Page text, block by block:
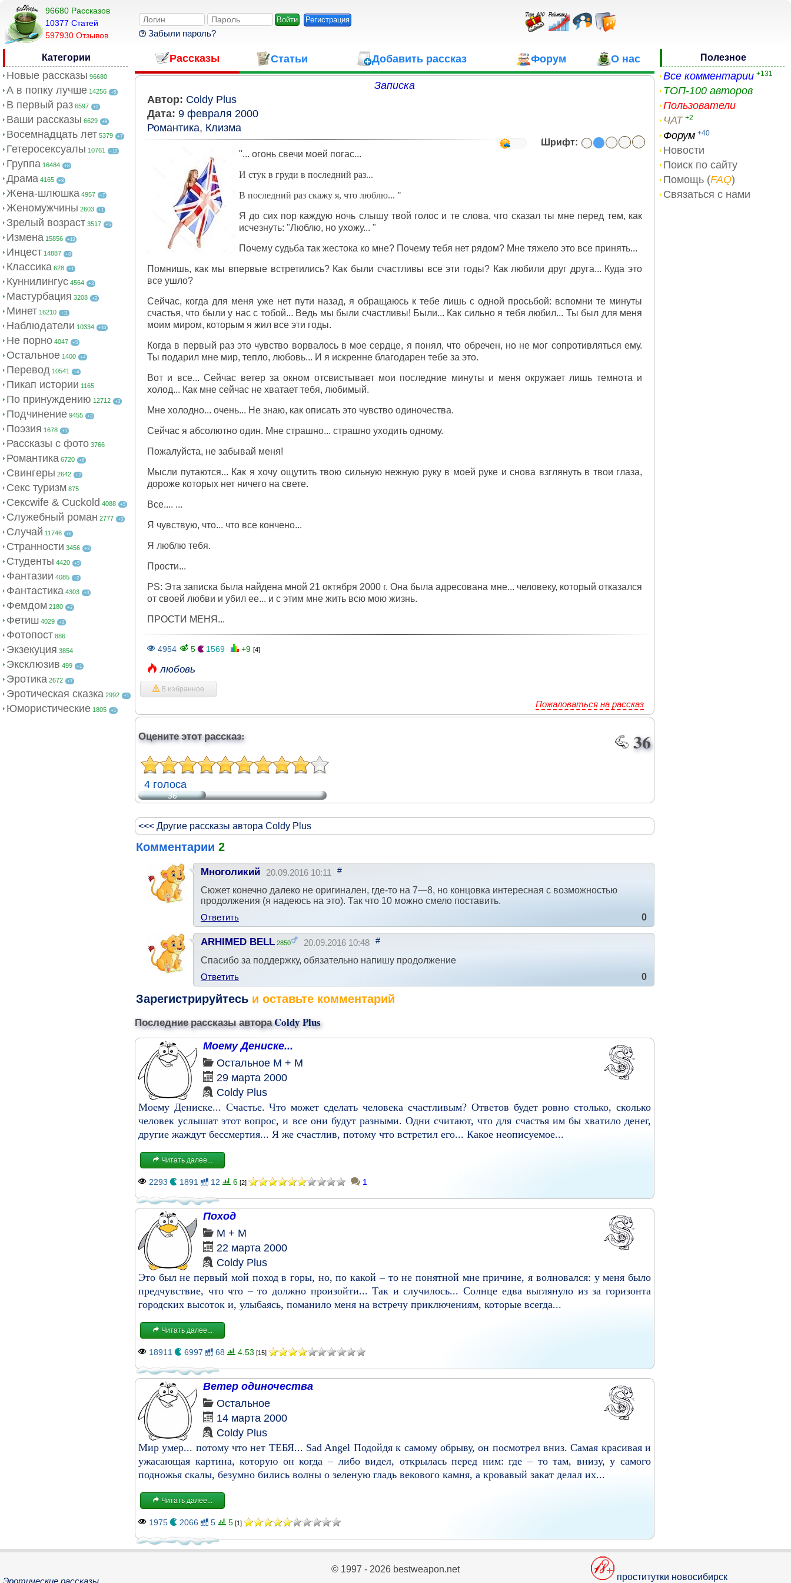
96680 Рассказов
10377 Cтатей
597930 Отзывов
Регистрация
Забыли пароль?
Категории
Новые рассказы 96680
А в попку лучше 14256 +5
В первый раз 6597 +2
Ваши рассказы 6629 +9
Восемнадцать лет 5379 +7
Гетеросексуалы 10761 +10
Группа 16484 +8
Драма 4165 +8
Жена-шлюшка 4957 +7
Женомужчины 2603 +1
Зрелый возраст 3517 +5
Измена 15856 +13
Инцест 14887 +8
Классика 628 +1
Куннилингус 4564 +3
Мастурбация 3208 +2
Минет 16210 +11
Наблюдатели 10334 +10
Не порно 4047 +5
Остальное 1400 +4
Перевод 10541 +4
Пикап истории 1165
По принуждению 12712 +3
Подчинение 9455 +3
Поэзия 1678 +1
Рассказы с фото 3766
Романтика 6720 +6
Свингеры 2642 +2
Секс туризм 875
Сексwife & Cuckold 4088 +5
Служебный роман 2777 +3
Случай 11746 +6
Странности 3456 +3
Студенты 4420 +5
Фантазии 4085 +2
Фантастика 4303 +3
Фемдом 2180 +2
Фетиш 4029 +3
Фотопост 886
Экзекуция 3854
Эксклюзив 499 +1
Эротика 2672 +7
Эротическая сказка 2992 +1
Юмористические 1805 +1
Рассказы Статьи Добавить рассказ Форум О нас
Записка
Автор: Coldy Plus
Дата: 9 февраля 2000
Романтика, Клизма
Шрифт:
"... огонь свечи моей погас...
И стук в груди в последний раз...
В последний раз скажу я, что люблю... "
Я до сих пор каждую ночь слышу твой голос и те слова, что сказал ты мне перед тем, как
исчезнуть: "Люблю, но ухожу... "
Почему судьба так жестока ко мне? Почему тебя нет рядом? Мне тяжело это все принять...
Помнишь, как мы впервые встретились? Как были счастливы все эти годы? Как любили друг друга... Куда это
все ушло?
Сейчас, когда для меня уже нет пути назад, я обращаюсь к тебе лишь с одной просьбой: вспомни те минуты
счастья, что были у нас с тобой... Ведь мы были счастливы! Были... Как сильно я тебя любил... Ты был для меня
моим миром, которым я жил все эти годы.
Когда в первый раз это чувство ворвалось в мое сердце, я понял, что обречен, но не мог сопротивляться ему.
Ты подарил мне мир, тепло, любовь... И я искренне благодарен тебе за это.
Вот и все... Сейчас ветер за окном отсвистывает мои последние минуты и меня окружает лишь темнота и
холод... Как мне сейчас не хватает тебя, любимый.
Мне холодно... очень... Не знаю, как описать это чувство одиночества.
Сейчас я абсолютно один. Мне страшно... страшно уходить одному.
Пожалуйста, не забывай меня!
Мысли путаются... Как я хочу ощутить твою сильную нежную руку в моей руке и снова взглянуть в твои глаза,
дороже которых нет ничего на свете.
Все.... ...
Я чувствую, что... что все кончено...
Я люблю тебя.
Прости...
PS: Эта записка была найдена мной 21 октября 2000 г. Она была адресована мне... человеку, который отказался
от своей любви и убил ее... и с этим мне жить всю мою жизнь.
ПРОСТИ МЕНЯ...
4954 5 1569 +9 [4]
любовь
В избранное
Пожаловаться на рассказ
Оцените этот рассказ: 36
4 голоса
36
<<< Другие рассказы автора Coldy Plus
Комментарии 2
Многоликий 20.09.2016 10:11 #
Сюжет конечно далеко не оригинален, где-то на 7—8, но концовка интересная с возможностью
продолжения (я надеюсь на это). Так что 10 можно смело поставить.
Ответить
0
ARHIMED BELL 2850 20.09.2016 10:48 #
Спасибо за поддержку, обязательно напишу продолжение
Ответить
0
Зарегистрируйтесь и оставьте комментарий
Последние рассказы автораColdy Plus
Моему Дениске...
Остальное М + М
29 марта 2000
Coldy Plus
Моему Дениске... Счастье. Что может сделать человека счастливым? Ответов будет ровно столько, сколько
человек услышат этот вопрос, и все они будут разными. Одни считают, что для счастья им бы хватило денег,
другие жаждут бессмертия... Я же счастлив, потому что встретил его... Какое неописуемое...
Читать далее...
2293 1891 12 6 [2] 1
Поход
М + М
22 марта 2000
Coldy Plus
Это был не первый мой поход в горы, но, по какой – то не понятной мне причине, я волновался: у меня было
предчувствие, что что – то должно произойти... Так и случилось... Солнце едва выглянуло из за горизонта
городских высоток и, улыбаясь, поманило меня на встречу приключениям, которые всегда...
Читать далее...
18911 6997 68 4.53 [15]
Ветер одиночества
Остальное
14 марта 2000
Coldy Plus
Мир умер... потому что нет ТЕБЯ... Sad Angel Подойдя к самому обрыву, он посмотрел вниз. Самая красивая и
ужасающая картина, которую он когда – либо видел, открылась перед ним: где – то там, внизу, у самого
подножья скалы, безумно бились волны о зеленую гладь векового камня, а кровавый закат делал их...
Читать далее...
1975 2066 5 5 [1]
Полезное
Все комментарии +131
ТОП-100 авторов
Пользователи
ЧАТ +2
Форум +40
Новости
Поиск по сайту
Помощь (FAQ)
Связаться с нами
Эротические рассказы
© 1997 - 2026 bestweapon.net
проститутки новосибирск